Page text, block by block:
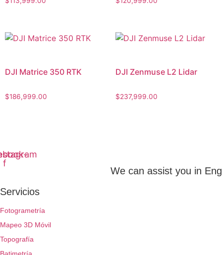
DJI Matrice 350 RTK
$186,999.00
DJI Zenmuse L2 Lidar
$237,999.00
f
We can assist you in
Servicios
Fotogrametría
Mapeo 3D Móvil
Topografía
Batimetría